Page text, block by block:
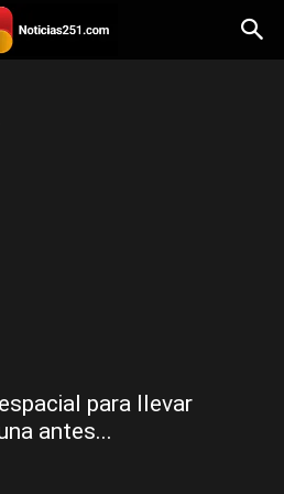
para llevar
antes...